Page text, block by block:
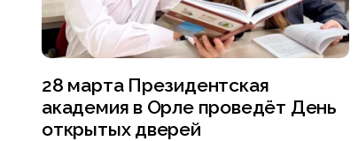
28 марта Президентская
академия в Орле проведёт День
открытых дверей